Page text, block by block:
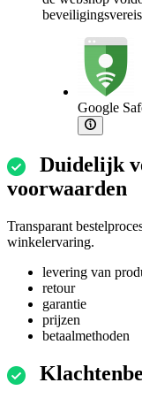
Google
Duidelijk
voorwaarden
Transparant
winkelervaring.
levering van
retour
garantie
prijzen
betaalmethoden